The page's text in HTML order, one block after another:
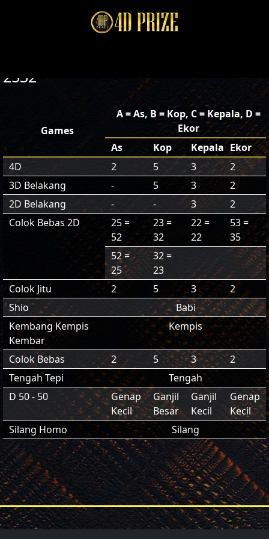
2532
Games
A = As, B = Kop, C = Kepala, D =
Ekor
As
Kop Kepala Ekor
4D
2 5 3
2
3D Belakang
- 5 3
2
2D Belakang
- - 3
2
Colok Bebas 2D
25 =
52
23 =
32
22 =
22
53 =
35
52 =
25
32 =
23
Colok Jitu
2 5 3
2
Shio
Babi
Kembang Kempis
Kembar
Kempis
Colok Bebas 2 5 3
2
Tengah Tepi
Tengah
D 50 - 50
Genap
Kecil
Ganjil
Besar
Ganjil
Kecil
Genap
Kecil
Silang Homo
Silang